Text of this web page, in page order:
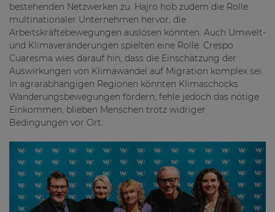
bestehenden Netzwerken zu. Hajro hob zudem die Rolle
multinationaler Unternehmen hervor, die
Arbeitskräftebewegungen auslösen könnten. Auch Umwelt-
und Klimaveränderungen spielten eine Rolle. Crespo
Cuaresma wies darauf hin, dass die Einschätzung der
Auswirkungen von Klimawandel auf Migration komplex sei.
In agrarabhängigen Regionen könnten Klimaschocks
Wanderungsbewegungen fördern; fehle jedoch das nötige
Einkommen, blieben Menschen trotz widriger
Bedingungen vor Ort.